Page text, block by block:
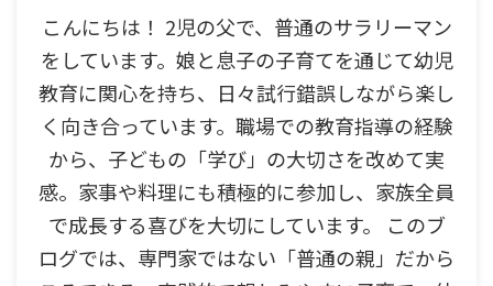
こんにちは！ 2児の父で、普通のサラリーマン
をしています。娘と息子の子育てを通じて幼児
教育に関心を持ち、日々試行錯誤しながら楽し
く向き合っています。職場での教育指導の経験
から、子どもの「学び」の大切さを改めて実
感。家事や料理にも積極的に参加し、家族全員
で成長する喜びを大切にしています。 このブ
ログでは、専門家ではない「普通の親」だから